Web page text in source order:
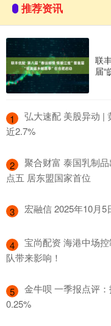
推荐资讯
联
届“
1
弘大速配 美股异动 |
近2.7%
2
聚合财富 泰国乳制
点五 居东盟国家首位
3 宏融信 2025年10月
4
宝尚配资 海港中场
队带来影响！
5
金牛呗 一季报点评
0.25%